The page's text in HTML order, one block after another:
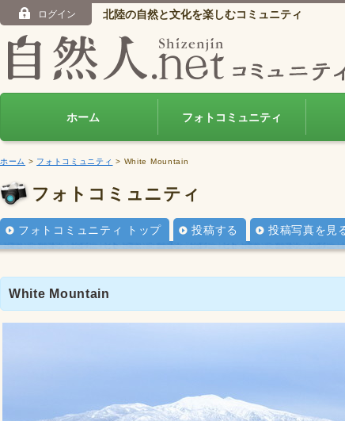
ログイン 北陸の自然と文化を楽しむコミュニティ
ホーム フォトコミュニティ
ホーム > フォトコミュニティ > White Mountain
フォトコミュニティ
フォトコミュニティ トップ 投稿する 投稿写真を見
White Mountain